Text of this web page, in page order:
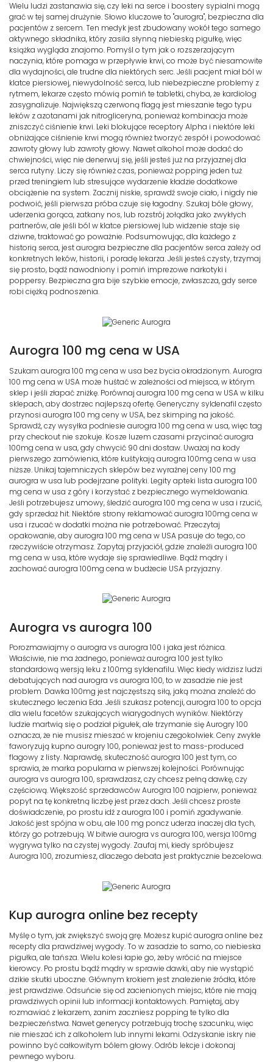
Wielu ludzi zastanawia się, czy leki na serce i boostery sypialni mogą
grać w tej samej drużynie. Słowo kluczowe to "aurogra", bezpieczna dla
pacjentów z sercem. Ten medyk jest zbudowany wokół tego samego
aktywnego składnika, który zasila słynną niebieską pigułkę, więc
książka wygląda znajomo. Pomyśl o tym jak o rozszerzającym
naczynia, które pomaga w przepływie krwi, co może być niesamowite
dla wydajności, ale trudne dla niektórych serc. Jeśli pacjent miał ból w
klatce piersiowej, niewydolność serca, lub niebezpieczne problemy z
rytmem, lekarze często mówią pomiń te tabletki, chyba, że kardiolog
zasygnalizuje. Największą czerwoną flagą jest mieszanie tego typu
leków z azotanami jak nitrogliceryna, ponieważ kombinacja może
zniszczyć ciśnienie krwi. Leki blokujące receptory Alpha i niektóre leki
obniżające ciśnienie krwi mogą również tworzyć zespół i powodować
zawroty głowy lub zawroty głowy. Nawet alkohol może dodać do
chwiejności, więc nie denerwuj się, jeśli jesteś już na przyjaznej dla
serca rutyny. Liczy się również czas, ponieważ popping jeden tuż
przed treningiem lub stresujące wydarzenie kładzie dodatkowe
obciążenie na system. Zacznij niskie, sprawdź swoje ciało, i nigdy nie
podwoić, jeśli pierwsza próba czuje się łagodny. Szukaj bóle głowy,
uderzenia gorąca, zatkany nos, lub rozstrój żołądka jako zwykłych
partnerów, ale jeśli ból w klatce piersiowej lub widzenie staje się
dziwne, traktować go poważnie. Podsumowując, dla każdego z
historią serca, jest aurogra bezpieczne dla pacjentów serca zależy od
konkretnych leków, historii, i poradę lekarza. Jeśli jesteś czysty, trzymaj
się prosto, bądź nawodniony i pomiń imprezowe narkotyki i
poppersy. Bezpieczna gra bije szybkie emocje, zwłaszcza, gdy serce
robi ciężką podnoszenia.
Aurogra 100 mg cena w USA
Szukam aurogra 100 mg cena w usa bez bycia okradzionym. Aurogra
100 mg cena w USA może huśtać w zależności od miejsca, w którym
sklep i jeśli złapać zniżkę. Porównaj aurogra 100 mg cena w USA w kilku
sklepach, aby dostrzec najlepszą ofertę. Generyczny syldenafil często
przynosi aurogra 100 mg ceny w USA, bez skimping na jakość.
Sprawdź, czy wysyłka podniesie aurogra 100 mg cena w usa, więc tag
przy checkout nie szokuje. Kosze luzem czasami przycinać aurogra
100mg cena w usa, gdy chwycić 90 dni dostaw. Uważaj na kody
pierwszego zamówienia, które kuśtykają aurogra 100mg cena w usa
niższe. Unikaj tajemniczych sklepów bez wyraźnej ceny 100 mg
aurogra w usa lub podejrzane polityki. Legity apteki lista aurogra 100
mg cena w usa z góry i korzystać z bezpiecznego wymeldowania.
Jeśli potrzebujesz umowy, śledzić aurogra 100 mg cena w usa i rzucić,
gdy sprzedaż hit. Niektóre strony reklamować aurogra 100mg cena w
usa i rzucać w dodatki można nie potrzebować. Przeczytaj
opakowanie, aby aurogra 100 mg cena w USA pasuje do tego, co
rzeczywiście otrzymasz. Zapytaj przyjaciół, gdzie znaleźli aurogra 100
mg cena w usa, które wydaje się sprawiedliwe. Bądź mądry i
zachować aurogra 100mg cena w budżecie USA przyjazny.
Aurogra vs aurogra 100
Porozmawiajmy o aurogra vs aurogra 100 i jaka jest różnica.
Właściwie, nie ma żadnego, ponieważ aurogra 100 jest tylko
standardową wersją leku z 100mg syldenafilu. Więc kiedy widzisz ludzi
debatujących nad aurogra vs aurogra 100, to w zasadzie nie jest
problem. Dawka 100mg jest najczęstszą siłą, jaką można znaleźć do
skutecznego leczenia Eda. Jeśli szukasz potencji, aurogra 100 to opcja
dla wielu facetów szukających wiarygodnych wyników. Niektórzy
ludzie martwią się o podział pigułek, ale trzymanie się Aurogry 100
oznacza, że nie musisz mieszać w krojeniu czegokolwiek. Ceny zwykle
faworyzują kupno aurogry 100, ponieważ jest to mass-produced
flagowy z listy. Naprawdę, skuteczność aurogra 100 jest tym, co
sprawia, że marka popularna w pierwszej kolejności. Porównując
aurogra vs aurogra 100, sprawdzasz, czy chcesz pełną dawkę, czy
częściową. Większość sprzedawców Aurogra 100 najpierw, ponieważ
popyt na tę konkretną liczbę jest przez dach. Jeśli chcesz proste
doświadczenie, po prostu idź z aurogra 100 i pomiń zgadywanie.
Jakość jest spójna w obu, ale 100 mg poncz uderza inaczej dla tych,
którzy go potrzebują. W bitwie aurogra vs aurogra 100, wersja 100mg
wygrywa tylko na czystej wygody. Zaufaj mi, kiedy spróbujesz
Aurogra 100, zrozumiesz, dlaczego debata jest praktycznie bezcelowa.
Kup aurogra online bez recepty
Myślę o tym, jak zwiększyć swoją grę. Możesz kupić aurogra online bez
recepty dla prawdziwej wygody. To w zasadzie to samo, co niebieska
pigułka, ale tańsza. Wielu kolesi łapie go, żeby wrócić na miejsce
kierowcy. Po prostu bądź mądry w sprawie dawki, aby nie wystąpić
dzikie skutki uboczne. Głównym krokiem jest znalezienie źródła, które
jest prawdziwe. Odsuńcie się od zacienionych miejsc, które nie mają
prawdziwych opinii lub informacji kontaktowych. Pamiętaj, aby
rozmawiać z lekarzem, zanim zaczniesz popping te tylko dla
bezpieczeństwa. Nawet generycy potrzebują trochę szacunku, więc
nie mieszać ich z alkoholem lub innymi lekami. Odzyskanie iskry nie
powinno być całkowitym bólem głowy. Odrób lekcje i dokonaj
pewnego wyboru.